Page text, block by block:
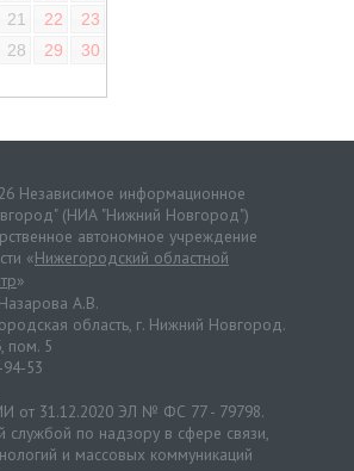
21 22
23
28 29
30
Независимое информационное
(НИА "Нижний Новгород")
автономное учреждение
«Нижегородский областной
»
А.В.
область, г. Нижний Новгород.
пом. 5
53
от 31.12.2020 ЭЛ № ФС 77 - 79798.
по надзору в сфере связи,
и массовых коммуникаций